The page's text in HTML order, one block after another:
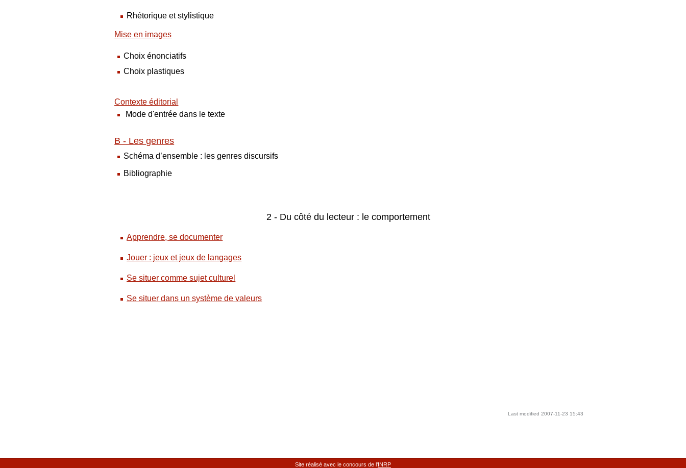
Rhétorique et stylistique
Mise en images
Choix énonciatifs
Choix plastiques
Contexte éditorial
Mode d'entrée dans le texte
B - Les genres
Schéma d’ensemble : les genres discursifs
Bibliographie
2 - Du côté du lecteur : le comportement
Apprendre, se documenter
Jouer : jeux et jeux de langages
Se situer comme sujet culturel
Se situer dans un système de valeurs
Last modified 2007-11-23 15:43
Site réalisé avec le concours de l'INRP